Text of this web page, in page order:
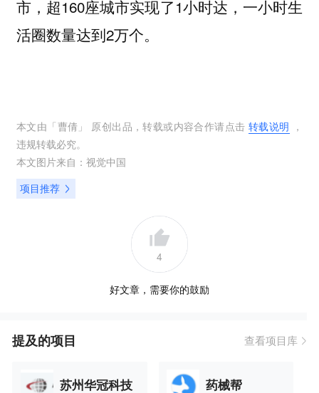
市，超160座城市实现了1小时达，一小时生
活圈数量达到2万个。
本文由「曹倩 」 原创出品，转载或内容合作请点击 转载说明 ，
违规转载必究。
本文图片来自： 视觉中国
项目推荐
4
好文章，需要你的鼓励
提及的项目 查看项目库
苏州华冠科技 药械帮